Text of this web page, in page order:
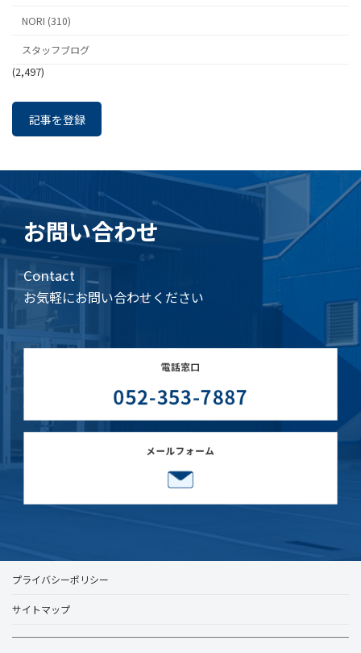
NORI (310)
スタッフブログ
(2,497)
記事を登録
お問い合わせ
Contact
お気軽にお問い合わせください
プライバシーポリシー
サイトマップ